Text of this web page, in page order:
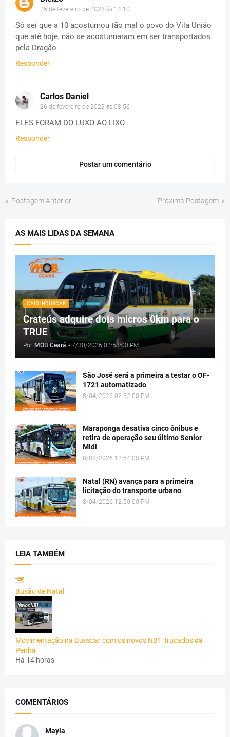
25 de fevereiro de 2023 às 14:10
Só sei que a 10 acostumou tão mal o povo do Vila União
que até hoje, não se acostumaram em ser transportados
pela Dragão
Responder
Carlos Daniel
26 de fevereiro de 2023 às 08:56
ELES FORAM DO LUXO AO LIXO
Responder
Postar um comentário
Postagem Anterior Próxima Postagem
AS MAIS LIDAS DA SEMANA
CAIO INDUSCAR
Crateús adquire dois micros 0km para o
TRUE
Por MOB Ceará - 7/30/2026 02:58:00 PM
São José será a primeira a testar o OF-
1721 automatizado
8/04/2026 02:32:00 PM
Maraponga desativa cinco ônibus e
retira de operação seu último Senior
Midi
8/03/2026 12:54:00 PM
Natal (RN) avança para a primeira
licitação do transporte urbano
8/04/2026 12:50:00 PM
LEIA TAMBÉM
Busão de Natal
Movimentação na Busscar com os novos NB1 Trucados da
Penha
Há 14 horas
COMENTÁRIOS
Mayla